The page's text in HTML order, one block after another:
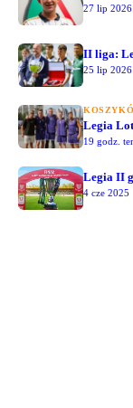
27 lip 2026
II liga:
25 lip 2026
Legia
19 godz.
Legia II
4 cze 2025